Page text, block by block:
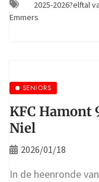
2025-2026?elftal
Emmers
SENIORS
KFC
Niel
2026/01/18
In de heenronde